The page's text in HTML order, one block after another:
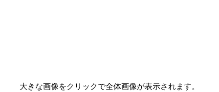
大きな画像をクリックで全体画像が表示されます。